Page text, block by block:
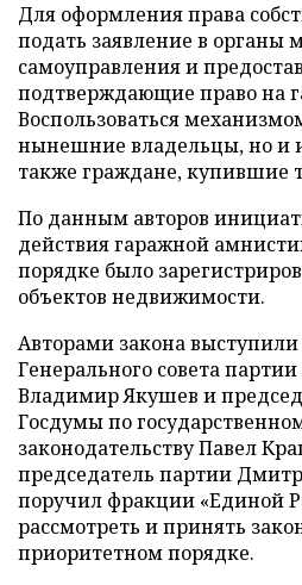
Для оформления права
подать заявление в органы
самоуправления и
подтверждающие право на
Воспользоваться
нынешние владельцы, но и
также граждане, купившие
По данным авторов
действия гаражной
порядке было
объектов недвижимости.
Авторами закона выступили
Генерального совета
Владимир Якушев и
Госдумы по
законодательству Павел
председатель партии
поручил фракции «Единой
рассмотреть и принять
приоритетном порядке.